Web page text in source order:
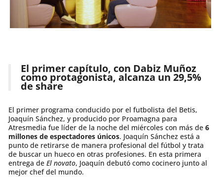
El primer capítulo, con Dabiz Muñoz
como protagonista, alcanza un 29,5%
de share
El primer programa conducido por el futbolista del Betis,
Joaquín Sánchez, y producido por Proamagna para
Atresmedia fue líder de la noche del miércoles con más de 6
millones de espectadores únicos. Joaquín Sánchez está a
punto de retirarse de manera profesional del fútbol y trata
de buscar un hueco en otras profesiones. En esta primera
entrega de El novato, Joaquín debutó como cocinero junto al
mejor chef del mundo.